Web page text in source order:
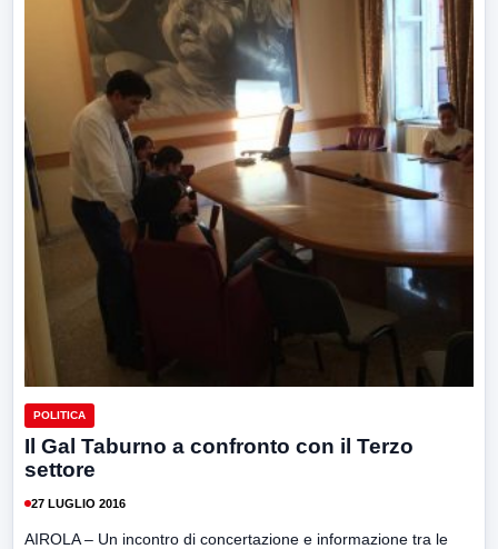
POLITICA
Il Gal Taburno a confronto con il Terzo
settore
27 LUGLIO 2016
AIROLA – Un incontro di concertazione e informazione tra le